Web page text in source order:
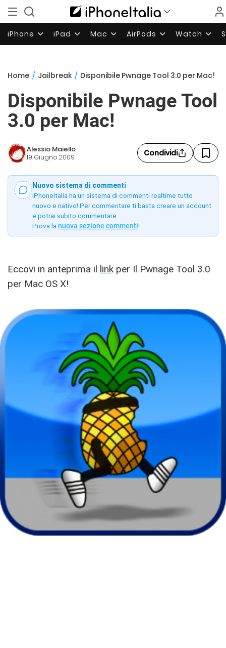
iPhone iPad Mac AirPods Watch
Home / Jailbreak / Disponibile Pwnage Tool 3.0 per Mac!
Disponibile Pwnage Tool
3.0 per Mac!
Alessio Maiello
19 Giugno 2009 Condividi
Nuovo sistema di commenti
iPhoneItalia ha un sistema di commenti realtime tutto
nuovo e nativo! Per commentare ti basta creare un account
e potrai subito commentare.
Prova la nuova sezione commenti!
Eccovi in anteprima il link per Il Pwnage Tool 3.0
per Mac OS X!